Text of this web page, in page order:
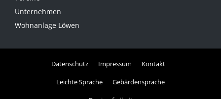
Unternehmen
Wohnanlage Löwen
Datenschutz Impressum Kontakt
Leichte Sprache Gebärdensprache